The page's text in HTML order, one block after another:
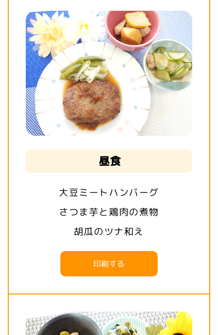
昼食
大豆ミートハンバーグ
さつま芋と鶏肉の煮物
胡瓜のツナ和え
印刷する